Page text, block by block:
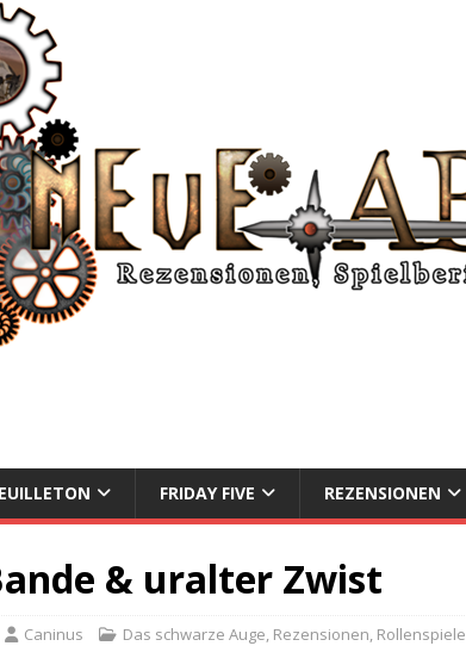
FRIDAY FIVE REZENSIONEN
& uralter Zwist
Caninus Das schwarze Auge, Rezensionen, Rollenspiele